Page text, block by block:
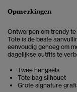
Opmerkingen
Ontworpen om trendy
Tote is de beste
eenvoudig genoeg om
dagelijkse outfits te
Twee hengsels
Tote bag silhouet
Grote signature